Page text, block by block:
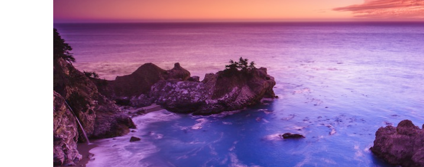
Hit enter to search or ESC to close